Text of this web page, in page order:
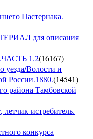
Пастернака.
для описания
1,2(16167)
уезда/Волости и
России.1880.(14541)
района Тамбовской
истребитель.
конкурса